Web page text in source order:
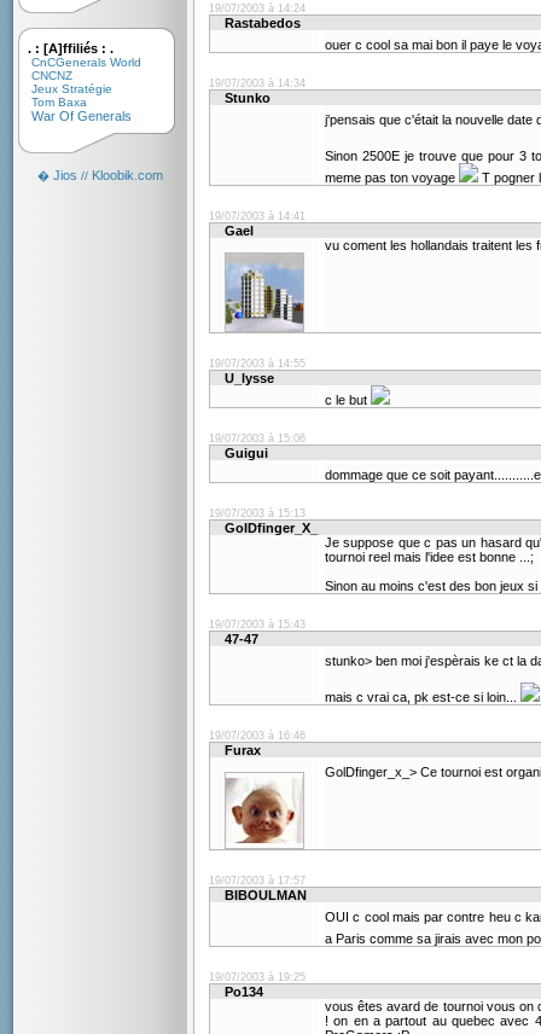
. : [A]ffiliés : .
CnCGenerals World
CNCNZ
Jeux Stratégie
Tom Baxa
War Of Generals
� Jios // Kloobik.com
19/07/2003 à 14:24
Rastabedos
ouer c cool sa mai bon il paye le
19/07/2003 à 14:34
Stunko
j'pensais que c'était la nouvelle date
Sinon 2500E je trouve que pour 3
meme pas ton voyage
T pogner
19/07/2003 à 14:41
Gael
vu coment les hollandais traitent
19/07/2003 à 14:55
U_lysse
c le but
19/07/2003 à 15:06
Guigui
dommage que ce soit
19/07/2003 à 15:13
GolDfinger_X_
Je suppose que c pas un hasard
tournoi reel mais l'idee est bonne ...;
Sinon au moins c'est des bon jeux
19/07/2003 à 15:43
47-47
stunko> ben moi j'espèrais ke ct la
mais c vrai ca, pk est-ce si loin...
19/07/2003 à 16:46
Furax
GolDfinger_x_> Ce tournoi est
19/07/2003 à 17:57
BIBOULMAN
OUI c cool mais par contre heu c
a Paris comme sa jirais avec mon
19/07/2003 à 19:25
Po134
vous êtes avard de tournoi vous on
! on en a partout au quebec avec